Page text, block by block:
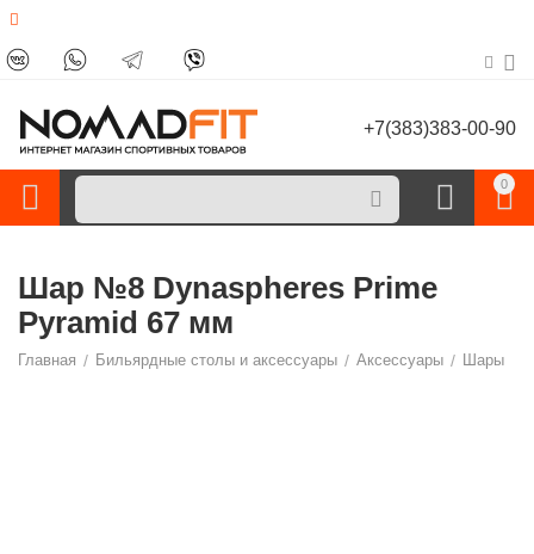
+7(383)383-00-90
0
Шар №8 Dynaspheres Prime
Pyramid 67 мм
Главная / Бильярдные столы и аксессуары / Аксессуары / Шары